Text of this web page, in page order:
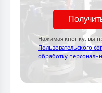
Нажимая кнопку, вы
Пользовательского
обработку